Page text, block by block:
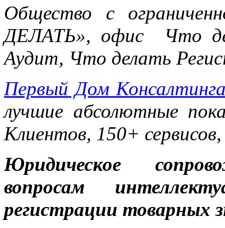
Общество с
ДЕЛАТЬ», офис Что
Аудит, Что делать
Первый Дом
лучшие абсолютные
Клиентов, 150+
Юридическое
вопросам
регистрации товарных